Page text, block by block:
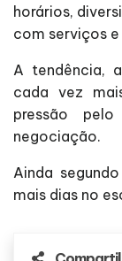
horários,
com serviços
A tendência,
cada vez
pressão
negociação.
Ainda
mais dias no